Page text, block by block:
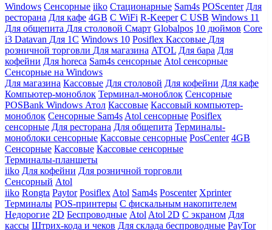
Windows Сенсорные iiko Стационарные Sam4s POScenter Для
ресторана Для кафе 4GB С WiFi R-Keeper С USB Windows 11
Для общепита Для столовой Смарт Globalpos 10 дюймов Core
i3 Datavan Для 1С Windows 10 Posiflex Кассовые Для
розничной торговли Для магазина ATOL Для бара Для
кофейни Для horeca Sam4s сенсорные Atol сенсорные
Сенсорные на Windows
Для магазина Кассовые Для столовой Для кофейни Для кафе
Компьютер-моноблок Терминал-моноблок Сенсорные
POSBank Windows Атол Кассовые Кассовый компьютер-
моноблок Сенсорные Sam4s Atol сенсорные Posiflex
сенсорные Для ресторана Для общепита Терминалы-
моноблоки сенсорные Кассовые сенсорные PosCenter 4GB
Сенсорные Кассовые Кассовые сенсорные
Терминалы-планшеты
iiko Для кофейни Для розничной торговли
Сенсорный Atol
iiko Rongta Paytor Posiflex Atol Sam4s Poscenter Xprinter
Терминалы POS-принтеры С фискальным накопителем
Недорогие 2D Беспроводные Atol Atol 2D С экраном Для
кассы Штрих-кода и чеков Для склада беспроводные PayTor